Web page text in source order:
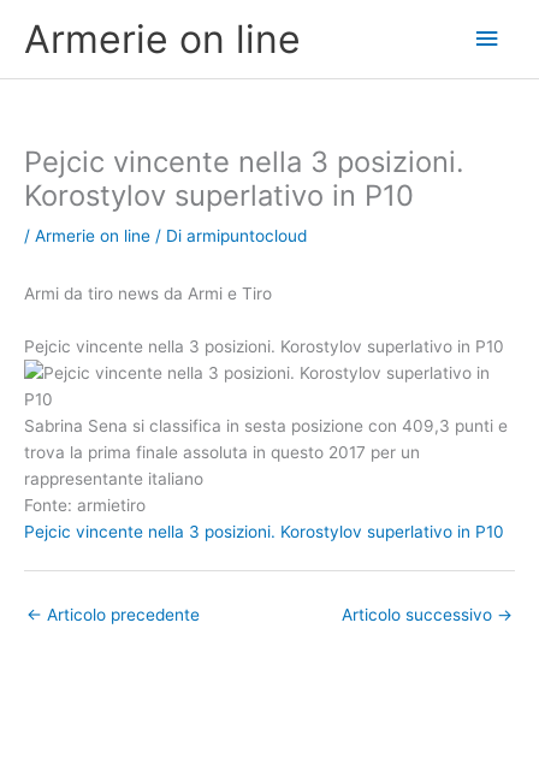
Armerie on line
Pejcic vincente nella 3 posizioni.
Korostylov superlativo in P10
/ Armerie on line / Di armipuntocloud
Armi da tiro news da Armi e Tiro
Pejcic vincente nella 3 posizioni. Korostylov superlativo in P10
Sabrina Sena si classifica in sesta posizione con 409,3 punti e
trova la prima finale assoluta in questo 2017 per un
rappresentante italiano
Fonte: armietiro
Pejcic vincente nella 3 posizioni. Korostylov superlativo in P10
← Articolo precedente Articolo successivo →